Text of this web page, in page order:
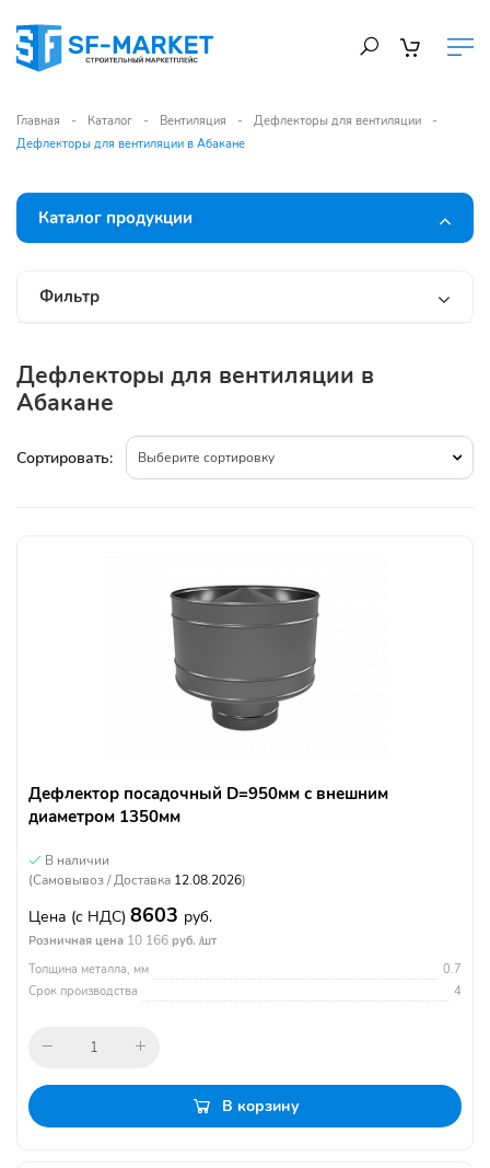
Главная Каталог Вентиляция
Дефлекторы для вентиляции
Дефлекторы для вентиляции в Абакане
Каталог продукции
Фильтр
Дефлекторы для вентиляции в
Абакане
Сортировать: Выберите сортировку
Дефлектор посадочный D=950мм с внешним
диаметром 1350мм
В наличии
(Самовывоз / Доставка 12.08.2026)
Цена (с НДС) 8603 руб.
Розничная цена 10 166 руб. /шт
Толщина металла, мм
0.7
Срок производства
4
В корзину